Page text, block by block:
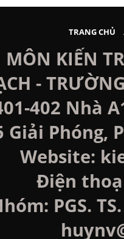
TRANG CHỦ
KIẾN
-
402 Nhà
Giải Phóng,
Website:
Điện
PGS.